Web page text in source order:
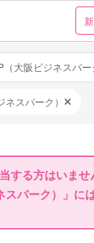
（大阪ビジネスパ
スパーク）
する方はいませ
スパーク）」に